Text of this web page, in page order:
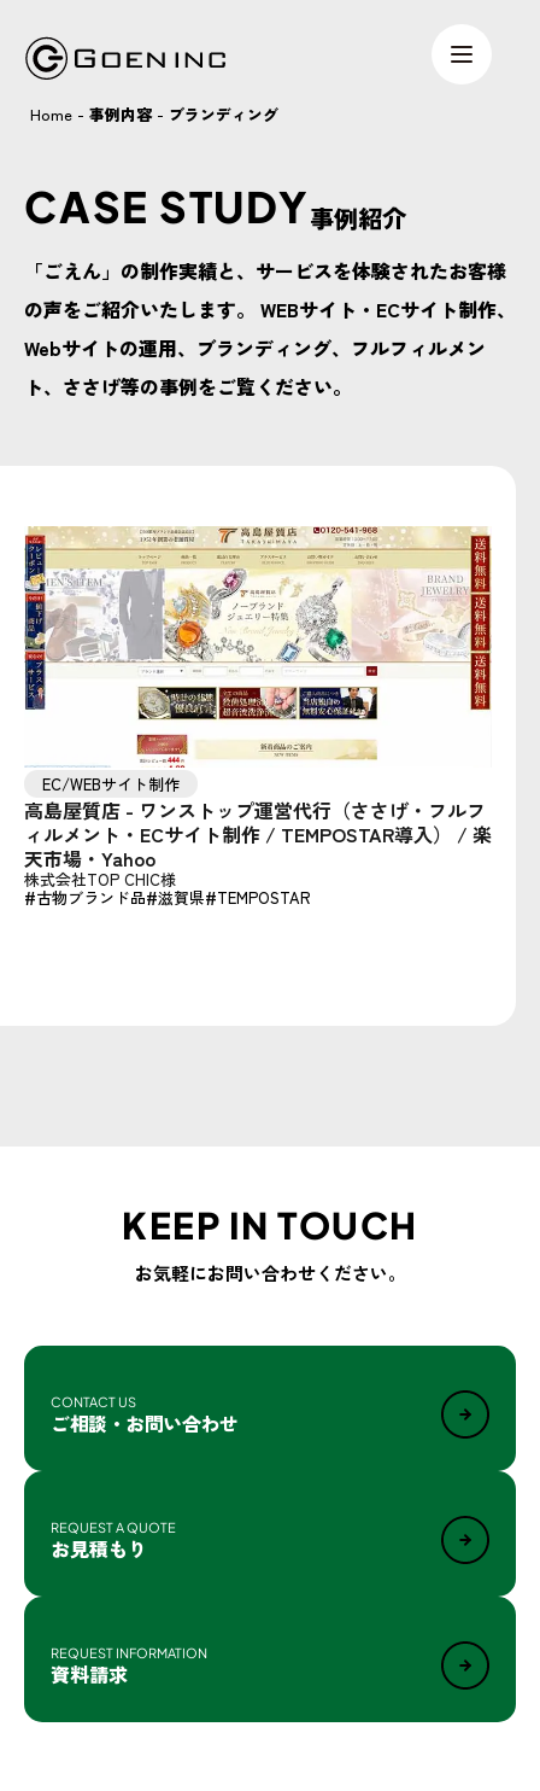
Home - 事例内容- ブランディング
CASE STUDY事例紹介
「ごえん」の制作実績と、サービスを体験されたお客様
の声をご紹介いたします。 WEBサイト・ECサイト制作、
Webサイトの運用、ブランディング、フルフィルメン
ト、ささげ等の事例をご覧ください。
EC/WEBサイト制作
高島屋質店 - ワンストップ運営代行（ささげ・フルフ
ィルメント・ECサイト制作 / TEMPOSTAR導入） / 楽
天市場・Yahoo
株式会社TOP CHIC様
古物ブランド品 滋賀県 TEMPOSTAR
KEEP IN TOUCH
お気軽にお問い合わせください。
CONTACT US
ご相談・お問い合わせ
REQUEST A QUOTE
お見積もり
REQUEST INFORMATION
資料請求